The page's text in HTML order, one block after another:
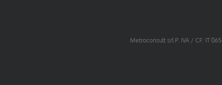
Metroconsult srl P. IVA / CF: IT